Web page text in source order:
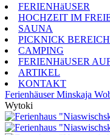
FERIENHäUSER
HOCHZEIT IM
SAUNA
PICKNICK BEREICH
CAMPING
FERIENHäUSER
ARTIKEL
KONTAKT
Ferienhäuser Minskaja
Wytoki